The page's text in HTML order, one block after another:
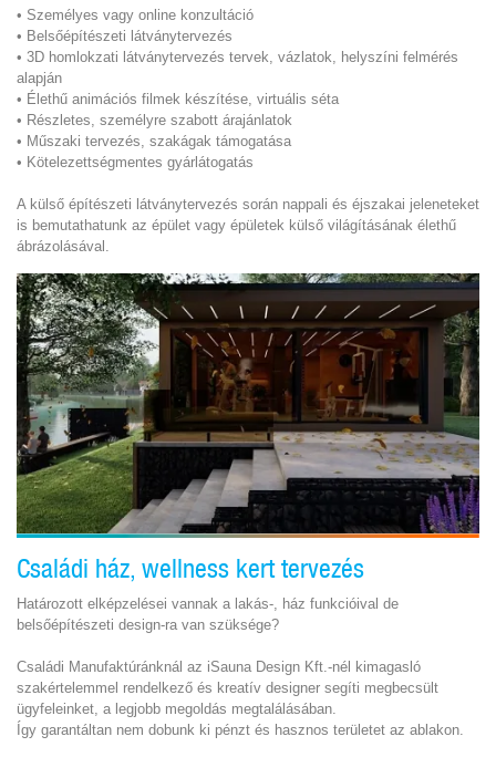
• Személyes vagy online konzultáció
• Belsőépítészeti látványtervezés
• 3D homlokzati látványtervezés tervek, vázlatok, helyszíni felmérés
alapján
• Élethű animációs filmek készítése, virtuális séta
• Részletes, személyre szabott árajánlatok
• Műszaki tervezés, szakágak támogatása
• Kötelezettségmentes gyárlátogatás
A külső építészeti látványtervezés során nappali és éjszakai jeleneteket
is bemutathatunk az épület vagy épületek külső világításának élethű
ábrázolásával.
Családi ház, wellness kert tervezés
Határozott elképzelései vannak a lakás-, ház funkcióival de
belsőépítészeti design-ra van szüksége?
Családi Manufaktúránknál az iSauna Design Kft.-nél kimagasló
szakértelemmel rendelkező és kreatív designer segíti megbecsült
ügyfeleinket, a legjobb megoldás megtalálásában.
Így garantáltan nem dobunk ki pénzt és hasznos területet az ablakon.